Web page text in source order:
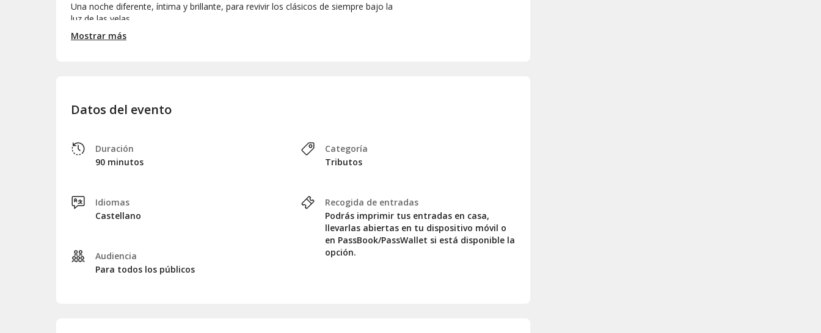
Una noche diferente, íntima y brillante, para revivir los clásicos de siempre bajo la
luz de las velas.
Mostrar más
Datos del evento
Duración
90 minutos
Idiomas
Castellano
Audiencia
Para todos los públicos
Categoría
Tributos
Recogida de entradas
Podrás imprimir tus entradas en casa,
llevarlas abiertas en tu dispositivo móvil o
en PassBook/PassWallet si está disponible la
opción.